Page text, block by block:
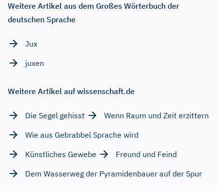
Weitere Artikel aus dem Großes Wörterbuch der
deutschen Sprache
Jux
juxen
Weitere Artikel auf wissenschaft.de
Die Segel gehisst
Wenn Raum und Zeit erzittern
Wie aus Gebrabbel Sprache wird
Künstliches Gewebe
Freund und Feind
Dem Wasserweg der Pyramidenbauer auf der Spur